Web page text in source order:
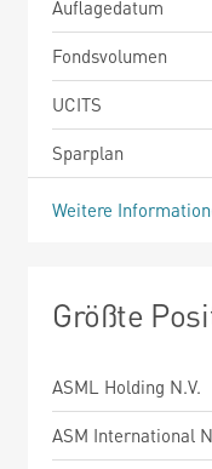
Auflagedatum
Fondsvolumen
UCITS
Sparplan
Weitere
Größte
ASML Holding N.V.
ASM International